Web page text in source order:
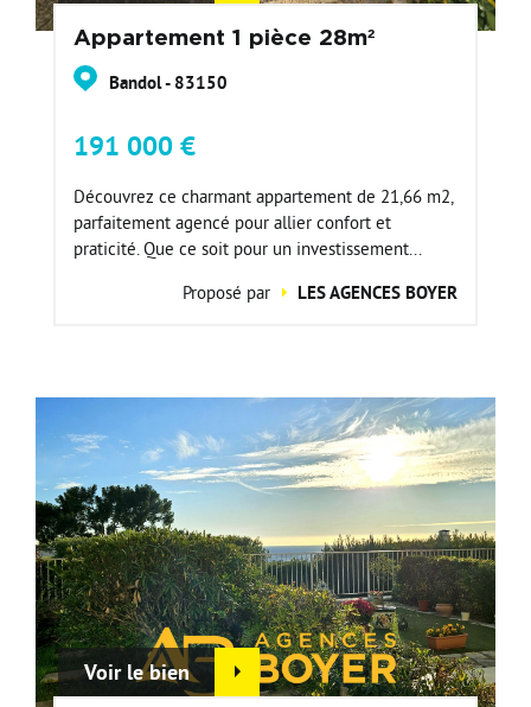
Appartement 1 pièce 28m²
Bandol - 83150
191 000 €
Découvrez ce charmant appartement de 21,66 m2,
parfaitement agencé pour allier confort et
praticité. Que ce soit pour un investissement...
Proposé par
LES AGENCES BOYER
Voir le bien